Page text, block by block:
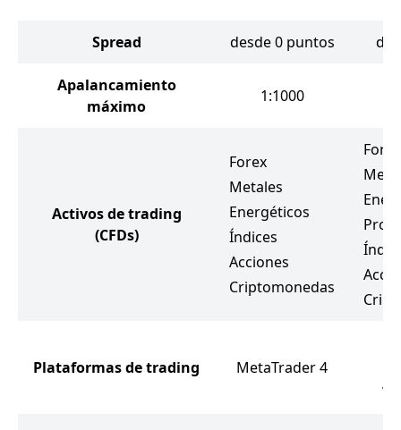
Spread desde 0 puntos
Apalancamiento
máximo
1:1000
Activos de trading
(CFDs)
Forex
Metales
Energéticos
Índices
Acciones
Criptomonedas
Forex
Plataformas de trading MetaTrader 4